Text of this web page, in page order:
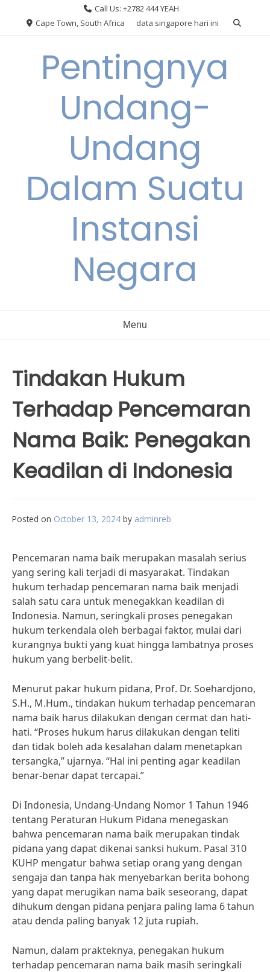
Call Us: +2782 444 YEAH
Cape Town, South Africa
data singapore hari ini
Pentingnya
Undang-
Undang
Dalam Suatu
Instansi
Negara
Menu
Tindakan Hukum
Terhadap Pencemaran
Nama Baik: Penegakan
Keadilan di Indonesia
Posted on October 13, 2024 by adminreb
Pencemaran nama baik merupakan masalah serius
yang sering kali terjadi di masyarakat. Tindakan
hukum terhadap pencemaran nama baik menjadi
salah satu cara untuk menegakkan keadilan di
Indonesia. Namun, seringkali proses penegakan
hukum terkendala oleh berbagai faktor, mulai dari
kurangnya bukti yang kuat hingga lambatnya proses
hukum yang berbelit-belit.
Menurut pakar hukum pidana, Prof. Dr. Soehardjono,
S.H., M.Hum., tindakan hukum terhadap pencemaran
nama baik harus dilakukan dengan cermat dan hati-
hati. “Proses hukum harus dilakukan dengan teliti
dan tidak boleh ada kesalahan dalam menetapkan
tersangka,” ujarnya. “Hal ini penting agar keadilan
benar-benar dapat tercapai.”
Di Indonesia, Undang-Undang Nomor 1 Tahun 1946
tentang Peraturan Hukum Pidana menegaskan
bahwa pencemaran nama baik merupakan tindak
pidana yang dapat dikenai sanksi hukum. Pasal 310
KUHP mengatur bahwa setiap orang yang dengan
sengaja dan tanpa hak menyebarkan berita bohong
yang dapat merugikan nama baik seseorang, dapat
dihukum dengan pidana penjara paling lama 6 tahun
atau denda paling banyak 12 juta rupiah.
Namun, dalam prakteknya, penegakan hukum
terhadap pencemaran nama baik masih seringkali